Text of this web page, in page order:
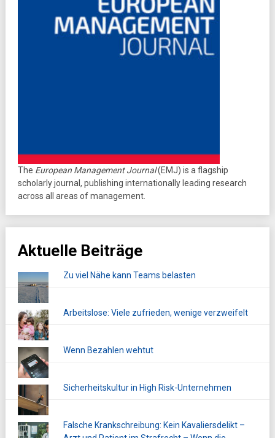
The European Management Journal(EMJ) is a flagship
scholarly journal, publishing internationally leading research
across all areas of management.
Aktuelle Beiträge
Zu viel Nähe kann Teams belasten
Arbeitslose: Viele zufrieden, wenige verzweifelt
Wenn Bezahlen wehtut
Sicherheitskultur in High Risk-Unternehmen
Falsche Krankschreibung: Kein Kavaliersdelikt –